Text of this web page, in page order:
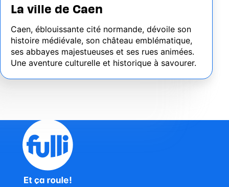
La ville de Caen
Caen, éblouissante cité normande, dévoile son
histoire médiévale, son château emblématique,
ses abbayes majestueuses et ses rues animées.
Une aventure culturelle et historique à savourer.